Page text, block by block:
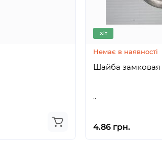
Хіт
Немає в наявності
..
4.86 грн.